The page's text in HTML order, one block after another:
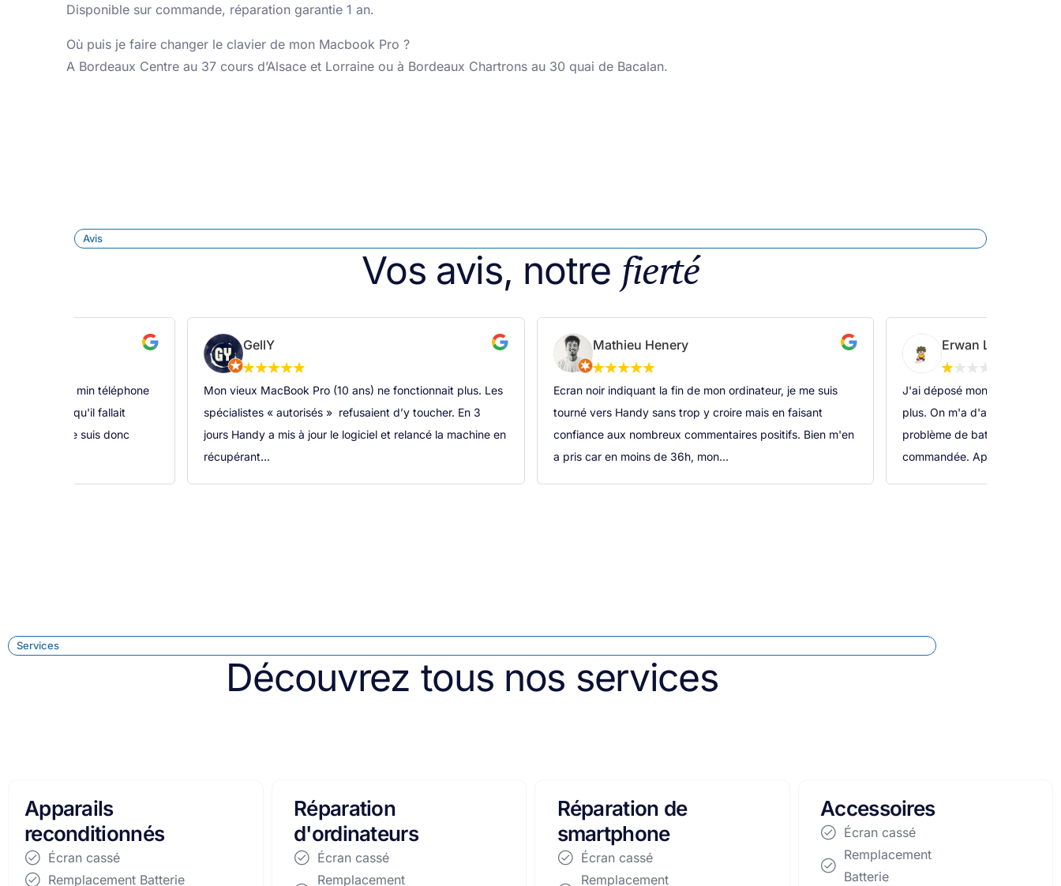
Disponible sur commande, réparation garantie 1 an.
Où puis je faire changer le clavier de mon Macbook Pro ?
A Bordeaux Centre au 37 cours d’Alsace et Lorraine ou à Bordeaux Chartrons au 30 quai de Bacalan.
Avis
Vos avis, notre fierté
j'ai ramené min téléphone
il mon dit qu'il fallait
expertise, je suis donc
GellY
Mon vieux MacBook Pro (10 ans) ne fonctionnait plus. Les
spécialistes « autorisés » refusaient d’y toucher. En 3
jours Handy a mis à jour le logiciel et relancé la machine en
récupérant...
Mathieu Henery
Ecran noir indiquant la fin de mon ordinateur, je me suis
tourné vers Handy sans trop y croire mais en faisant
confiance aux nombreux commentaires positifs. Bien m'en
a pris car en moins de 36h, mon...
Erwan Lénié
J'ai déposé mon ordinateur
plus. On m'a d'abord dit le
problème de batterie et
commandée. Après un mois
Services
Découvrez tous nos services
Réparation
d'ordinateurs
Écran cassé
Remplacement
Réparation de
smartphone
Écran cassé
Remplacement
Accessoires
Écran cassé
Remplacement
Batterie
Apparails
reconditionnés
Écran cassé
Remplacement Batterie